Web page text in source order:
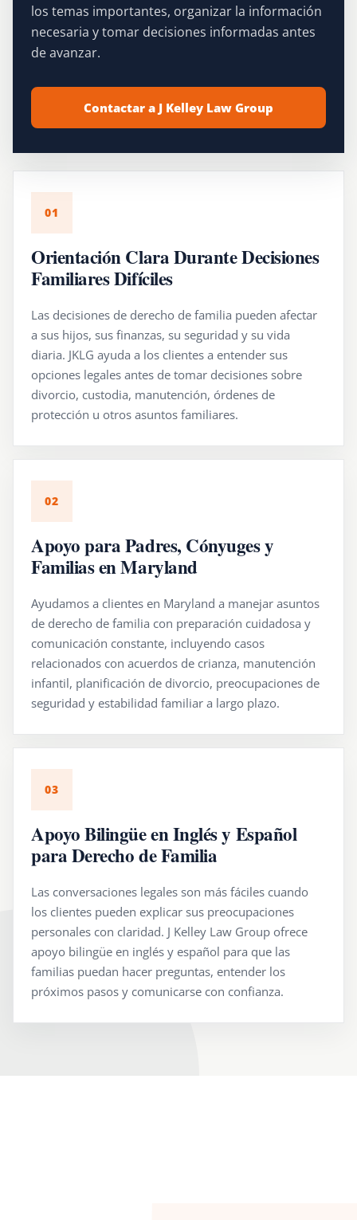
los temas importantes, organizar la información
necesaria y tomar decisiones informadas antes
de avanzar.
Contactar a J Kelley Law Group
01
Orientación Clara Durante Decisiones
Familiares Difíciles
Las decisiones de derecho de familia pueden afectar
a sus hijos, sus finanzas, su seguridad y su vida
diaria. JKLG ayuda a los clientes a entender sus
opciones legales antes de tomar decisiones sobre
divorcio, custodia, manutención, órdenes de
protección u otros asuntos familiares.
02
Apoyo para Padres, Cónyuges y
Familias en Maryland
Ayudamos a clientes en Maryland a manejar asuntos
de derecho de familia con preparación cuidadosa y
comunicación constante, incluyendo casos
relacionados con acuerdos de crianza, manutención
infantil, planificación de divorcio, preocupaciones de
seguridad y estabilidad familiar a largo plazo.
03
Apoyo Bilingüe en Inglés y Español
para Derecho de Familia
Las conversaciones legales son más fáciles cuando
los clientes pueden explicar sus preocupaciones
personales con claridad. J Kelley Law Group ofrece
apoyo bilingüe en inglés y español para que las
familias puedan hacer preguntas, entender los
próximos pasos y comunicarse con confianza.